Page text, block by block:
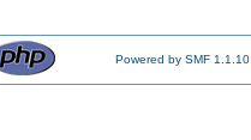
Powered by SMF 1.1.10